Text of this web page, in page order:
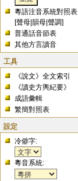
粵語注音系統對照表
[聲母 |韻母 |聲調]
普通話音節表
其他方言讀音
工具
《說文》全文索引
《讀史方輿紀要》
成語彙輯
繁簡對照表
設定
冷僻字:
粵音系統: